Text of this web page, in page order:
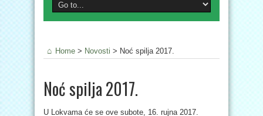
Home > Novosti > Noć spilja 2017.
Noć spilja 2017.
U Lokvama će se ove subote, 16. rujna 2017.